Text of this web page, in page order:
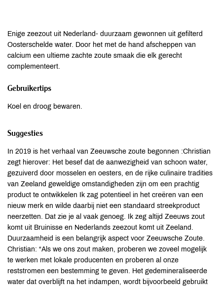
Enige zeezout uit Nederland- duurzaam gewonnen uit gefilterd
Oosterschelde water. Door het met de hand afscheppen van
calcium een ultieme zachte zoute smaak die elk gerecht
complementeert.
Gebruikertips
Koel en droog bewaren.
Suggesties
In 2019 is het verhaal van Zeeuwsche zoute begonnen :Christian
zegt hierover: Het besef dat de aanwezigheid van schoon water,
gezuiverd door mosselen en oesters, en de rijke culinaire tradities
van Zeeland geweldige omstandigheden zijn om een prachtig
product te ontwikkelen Ik zag potentieel in het creëren van een
nieuw merk en wilde daarbij niet een standaard streekproduct
neerzetten. Dat zie je al vaak genoeg. Ik zeg altijd Zeeuws zout
komt uit Bruinisse en Nederlands zeezout komt uit Zeeland.
Duurzaamheid is een belangrijk aspect voor Zeeuwsche Zoute.
Christian: “Als we ons zout maken, proberen we zoveel mogelijk
te werken met lokale producenten en proberen al onze
reststromen een bestemming te geven. Het gedemineraliseerde
water dat overblijft na het indampen, wordt bijvoorbeeld gebruikt